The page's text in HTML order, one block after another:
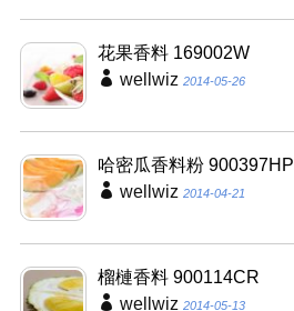
花果香料 169002W
wellwiz 2014-05-26
哈密瓜香料粉 900397HP
wellwiz 2014-04-21
榴槤香料 900114CR
wellwiz 2014-05-13